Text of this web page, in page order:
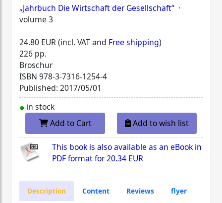
„Jahrbuch Die Wirtschaft der Gesellschaft“ ·
volume 3
24.80 EUR (incl. VAT and Free shipping)
226 pp.
Broschur
ISBN 978-3-7316-1254-4
Published: 2017/05/01
in stock
Add to Cart
Add to wish list
This book is also available as an eBook in
PDF format for20.34 EUR
Description Content Reviews flyer